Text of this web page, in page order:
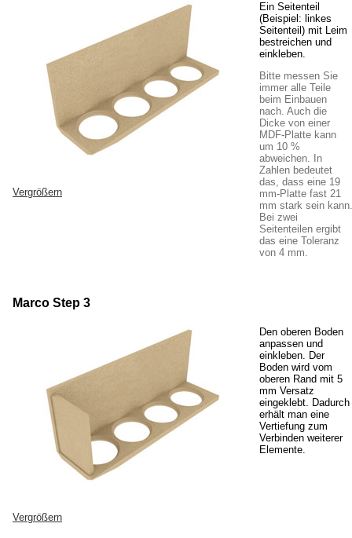
Vergrößern
Ein Seitenteil
(Beispiel: linkes
Seitenteil) mit Leim
bestreichen und
einkleben.
Bitte messen Sie
immer alle Teile
beim Einbauen
nach. Auch die
Dicke von einer
MDF-Platte kann
um 10 %
abweichen. In
Zahlen bedeutet
das, dass eine 19
mm-Platte fast 21
mm stark sein kann.
Bei zwei
Seitenteilen ergibt
das eine Toleranz
von 4 mm.
Marco Step 3
Vergrößern
Den oberen Boden
anpassen und
einkleben. Der
Boden wird vom
oberen Rand mit 5
mm Versatz
eingeklebt. Dadurch
erhält man eine
Vertiefung zum
Verbinden weiterer
Elemente.